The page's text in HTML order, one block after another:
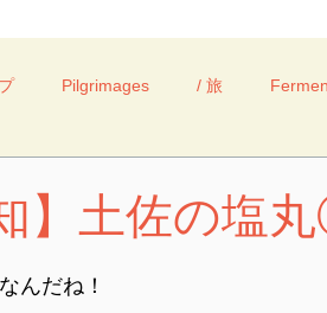
Pilgrimages / 旅
】土佐の塩
んだね！